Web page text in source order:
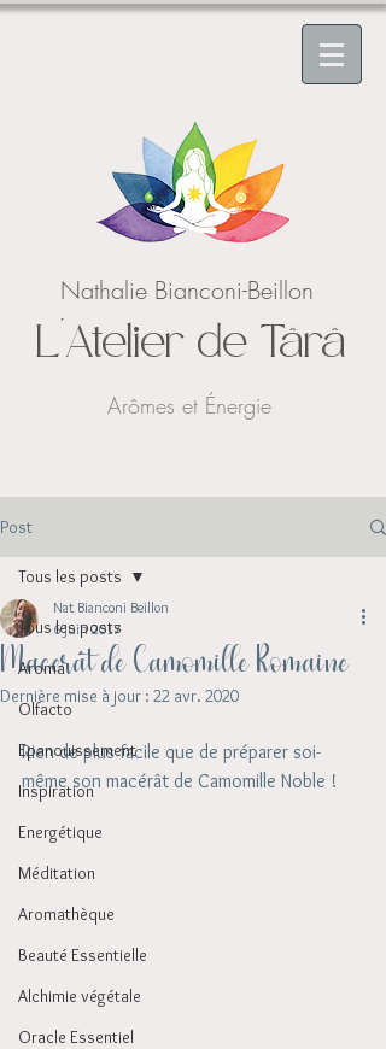
Nathalie Bianconi-Beillon
L'Atelier de Târâ
Arômes et Énergie
Post
Tous les posts
Aroma
Olfacto
Epanouissement
Inspiration
Energétique
Méditation
Aromathèque
Beauté Essentielle
Alchimie végétale
Oracle Essentiel
Tous les posts
Macerât de Camomille Romaine
Nat Bianconi Beillon
6 juin 2017
Dernière mise à jour : 22 avr. 2020
Rien de plus facile que de préparer soi-
même son macérât de Camomille Noble !